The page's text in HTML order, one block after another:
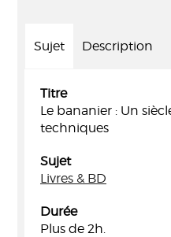
Sujet Description
Titre
Le bananier : Un
techniques
Sujet
Livres & BD
Durée
Plus de 2h.